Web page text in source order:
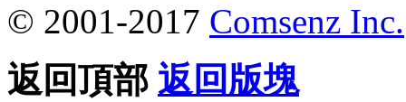
© 2001-2017 Comsenz Inc.
返回頂部 返回版塊